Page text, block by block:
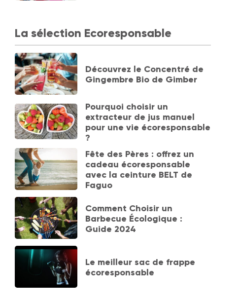
La sélection Ecoresponsable
Découvrez le Concentré de
Gingembre Bio de Gimber
Pourquoi choisir un
extracteur de jus manuel
pour une vie écoresponsable
?
Fête des Pères : offrez un
cadeau écoresponsable
avec la ceinture BELT de
Faguo
Comment Choisir un
Barbecue Écologique :
Guide 2024
Le meilleur sac de frappe
écoresponsable